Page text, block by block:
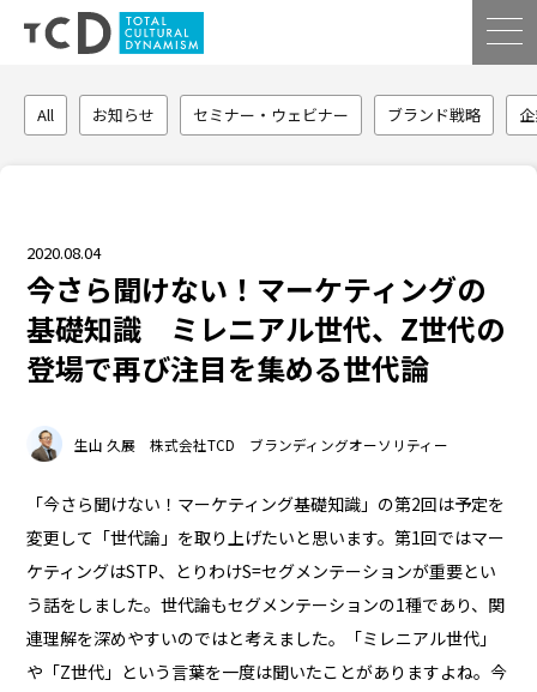
All お知らせ セミナー・ウェビナー ブランド戦略
2020.08.04
今さら聞けない！マーケティングの
基礎知識 ミレニアル世代、Z世代の
登場で再び注目を集める世代論
生山 久展 株式会社TCD ブランディングオーソリティー
「今さら聞けない！マーケティング基礎知識」の第2回は予定を
変更して「世代論」を取り上げたいと思います。第1回ではマー
ケティングはSTP、とりわけS=セグメンテーションが重要とい
う話をしました。世代論もセグメンテーションの1種であり、関
連理解を深めやすいのではと考えました。「ミレニアル世代」
や「Z世代」という言葉を一度は聞いたことがありますよね。今